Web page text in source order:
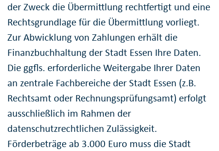
der Zweck die Übermittlung rechtfertigt und eine
Rechtsgrundlage für die Übermittlung vorliegt.
Zur Abwicklung von Zahlungen erhält die
Finanzbuchhaltung der Stadt Essen Ihre Daten.
Die ggfls. erforderliche Weitergabe Ihrer Daten
an zentrale Fachbereiche der Stadt Essen (z.B.
Rechtsamt oder Rechnungsprüfungsamt) erfolgt
ausschließlich im Rahmen der
datenschutzrechtlichen Zulässigkeit.
Förderbeträge ab 3.000 Euro muss die Stadt